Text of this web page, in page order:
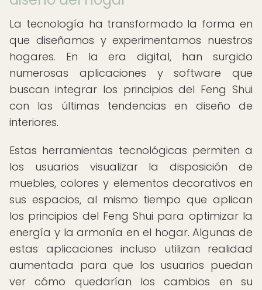
La tecnología ha transformado la forma en
que diseñamos y experimentamos nuestros
hogares. En la era digital, han surgido
numerosas aplicaciones y software que
buscan integrar los principios del Feng Shui
con las últimas tendencias en diseño de
interiores.
Estas herramientas tecnológicas permiten a
los usuarios visualizar la disposición de
muebles, colores y elementos decorativos en
sus espacios, al mismo tiempo que aplican
los principios del Feng Shui para optimizar la
energía y la armonía en el hogar. Algunas de
estas aplicaciones incluso utilizan realidad
aumentada para que los usuarios puedan
ver cómo quedarían los cambios en su